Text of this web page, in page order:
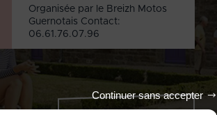
Continuer sans accepter
Organisée par le Breizh Motos
Guernotais Contact:
06.61.76.07.96